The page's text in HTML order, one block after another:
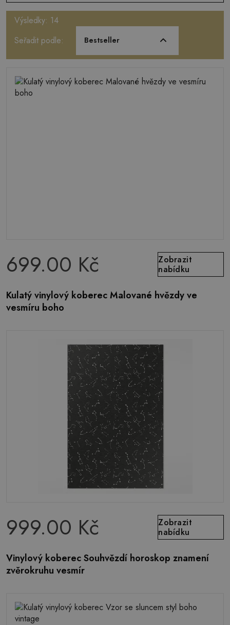
Výsledky: 14
Seřadit podle:
Bestseller
699.00 Kč
Zobrazit
nabídku
Kulatý vinylový koberec Malované hvězdy ve
vesmíru boho
999.00 Kč
Zobrazit
nabídku
Vinylový koberec Souhvězdí horoskop znamení
zvěrokruhu vesmír